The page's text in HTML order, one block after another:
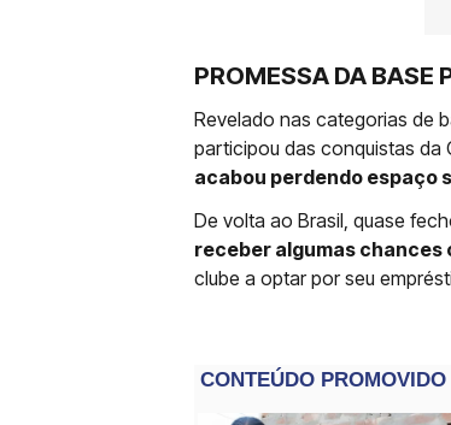
PROMESSA DA BASE
Revelado nas categorias de
participou das conquistas da
acabou perdendo espaço
De volta ao Brasil, quase
receber algumas chances
clube a optar por seu